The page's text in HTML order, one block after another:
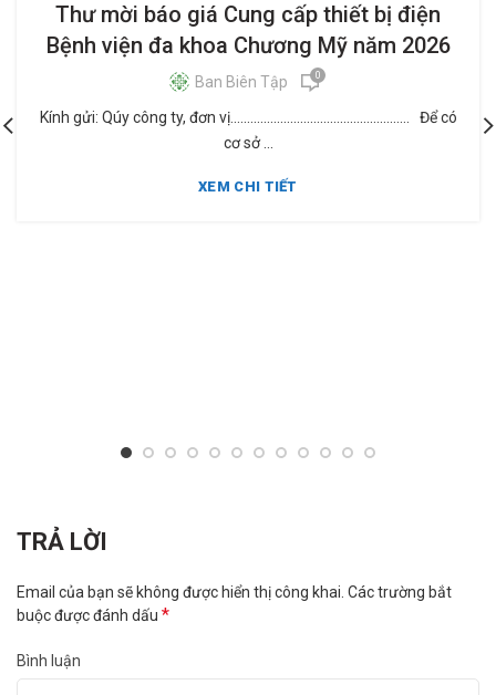
Thư mời báo giá Cung cấp thiết bị điện
Bệnh viện đa khoa Chương Mỹ năm 2026
Ban Biên Tập 0
Kính gửi: Qúy công ty, đơn vị...................................................... Để có
cơ sở ...
XEM CHI TIẾT
TRẢ LỜI
Email của bạn sẽ không được hiển thị công khai. Các trường bắt
buộc được đánh dấu *
Bình luận